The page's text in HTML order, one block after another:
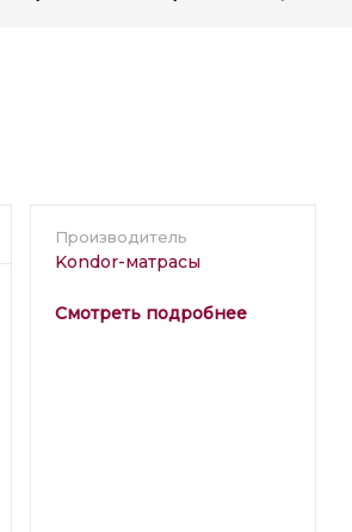
Производитель
Kondor-матрасы
Смотреть подробнее